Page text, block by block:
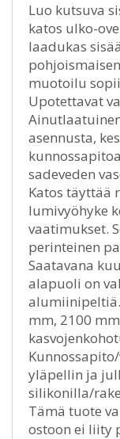
Luo kutsuva
katos ulko-
laadukas
muotoilu
Upotettavat
asennusta,
sadeveden
Katos täyttää
lumivyöhyke
vaatimukset.
perinteinen
Saatavana
alapuoli on
alumiinipeltiä.
mm, 2100
yläpellin ja
silikonilla/
Tämä tuote
ostoon ei liity